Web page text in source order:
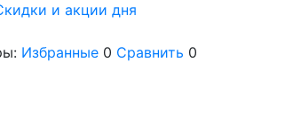
и акции дня
Избранные 0 Сравнить 0